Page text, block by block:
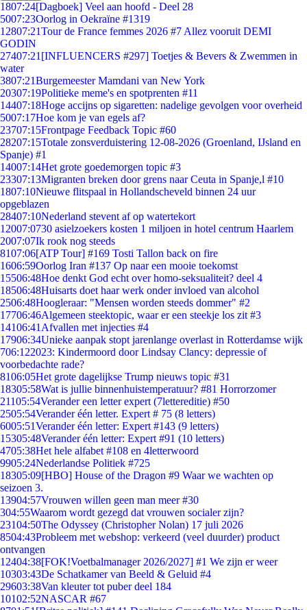
1807:24[Dagboek] Veel aan hoofd - Deel 28
5007:23Oorlog in Oekraïne #1319
12807:21Tour de France femmes 2026 #7 Allez vooruit DEMI
GODIN
27407:21 [INFLUENCERS #297] Toetjes & Bevers & Zwemmen in
water
3807:21Burgemeester Mamdani van New York
20307:19Politieke meme's en spotprenten #11
14407:18Hoge accijns op sigaretten: nadelige gevolgen voor overheid
5007:17Hoe kom je van egels af?
23707:15Frontpage Feedback Topic #60
28207:15Totale zonsverduistering 12-08-2026 (Groenland, IJsland en
Spanje) #1
14007:14Het grote goedemorgen topic #3
23307:13Migranten breken door grens naar Ceuta in Spanje,l #10
1807:10Nieuwe flitspaal in Hollandscheveld binnen 24 uur
opgeblazen
28407:10Nederland stevent af op watertekort
12007:0730 asielzoekers kosten 1 miljoen in hotel centrum Haarlem
2007:07Ik rook nog steeds
8107:06[ATP Tour] #169 Tosti Tallon back on fire
1606:59Oorlog Iran #137 Op naar een mooie toekomst
15506:48Hoe denkt God echt over homo-seksualiteit? deel 4
18506:48Huisarts doet haar werk onder invloed van alcohol
2506:48Hoogleraar: "Mensen worden steeds dommer" #2
17706:46Algemeen steektopic, waar er een steekje los zit #3
14106:41 Afvallen met injecties #4
17906:34Unieke aanpak stopt jarenlange overlast in Rotterdamse wijk
706:122023: Kindermoord door Lindsay Clancy: depressie of
voorbedachte rade?
8106:05Het grote dagelijkse Trump nieuws topic #31
18305:58Wat is jullie binnenhuistemperatuur? #81 Horrorzomer
21105:54Verander een letter expert (7lettereditie) #50
2505:54Verander één letter. Expert # 75 (8 letters)
6005:51Verander één letter: Expert #143 (9 letters)
15305:48Verander één letter: Expert #91 (10 letters)
4705:38Het hele alfabet #108 en 4letterwoord
9905:24Nederlandse Politiek #725
18305:09[HBO] House of the Dragon #9 Waar we wachten op
seizoen 3.
13904:57Vrouwen willen geen man meer #30
304:55Waarom wordt gezegd dat vrouwen socialer zijn?
23104:50The Odyssey (Christopher Nolan) 17 juli 2026
8504:43Probleem met webshop: verkeerd (veel duurder) product
ontvangen
12404:38[FOK!Voetbalmanager 2026/2027] #1 We zijn er weer
10303:43De Schatkamer van Beeld & Geluid #4
29603:38Van kleuter tot puber deel 184
10102:52NASCAR #67